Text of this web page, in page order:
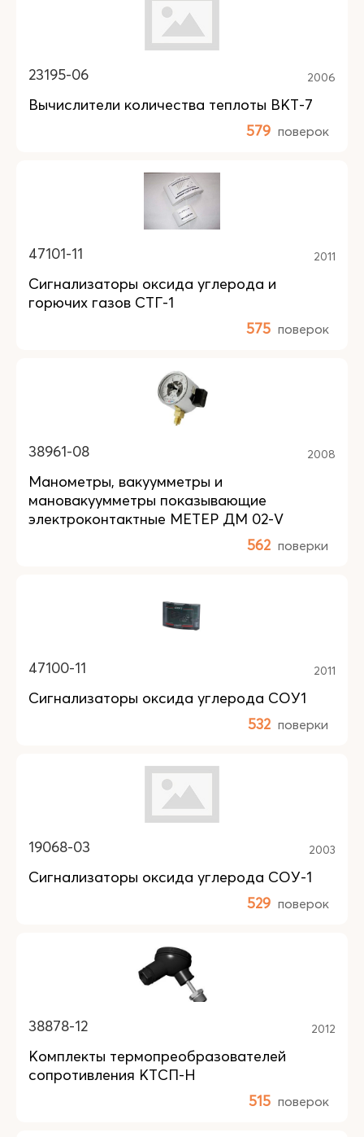
23195-06 2006
Вычислители количества теплоты ВКТ-7
579 поверок
47101-11 2011
Сигнализаторы оксида углерода и
горючих газов СТГ-1
575 поверок
38961-08 2008
Манометры, вакуумметры и
мановакуумметры показывающие
электроконтактные МЕТЕР ДМ 02-V
562 поверки
47100-11 2011
Сигнализаторы оксида углерода СОУ1
532 поверки
19068-03 2003
Сигнализаторы оксида углерода СОУ-1
529 поверок
38878-12 2012
Комплекты термопреобразователей
сопротивления КТСП-Н
515 поверок